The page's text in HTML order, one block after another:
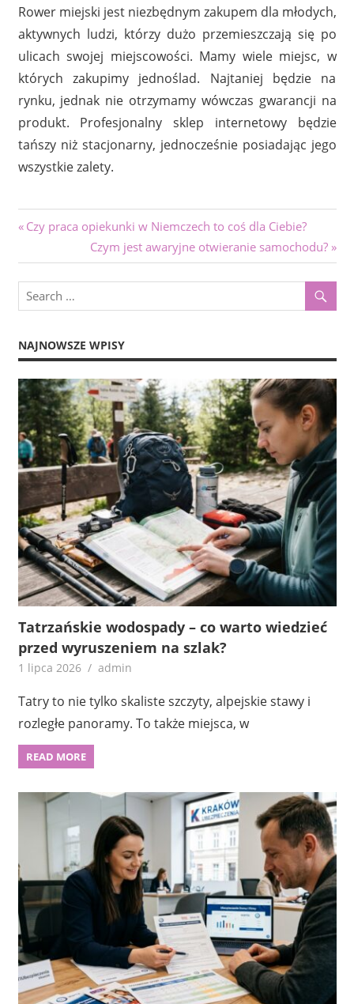
Rower miejski jest niezbędnym zakupem dla młodych,
aktywnych ludzi, którzy dużo przemieszczają się po
ulicach swojej miejscowości. Mamy wiele miejsc, w
których zakupimy jednoślad. Najtaniej będzie na
rynku, jednak nie otrzymamy wówczas gwarancji na
produkt. Profesjonalny sklep internetowy będzie
tańszy niż stacjonarny, jednocześnie posiadając jego
wszystkie zalety.
Nawigacja
wpisu
Previous
Czy praca opiekunki w Niemczech to coś dla Ciebie?
Next
Post:
Czym jest awaryjne otwieranie samochodu?
NAJNOWSZE WPISY
Tatrzańskie wodospady – co warto wiedzieć
przed wyruszeniem na szlak?
1 lipca 2026 admin
Tatry to nie tylko skaliste szczyty, alpejskie stawy i
rozległe panoramy. To także miejsca, w
READ MORE